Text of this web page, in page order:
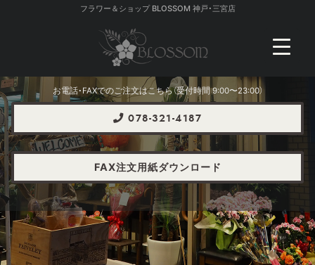
フラワー＆ショップ BLOSSOM 神戸・三宮店
お電話・FAXでのご注文はこちら（受付時間 9:00〜23:00）
078-321-4187
FAX注文用紙ダウンロード